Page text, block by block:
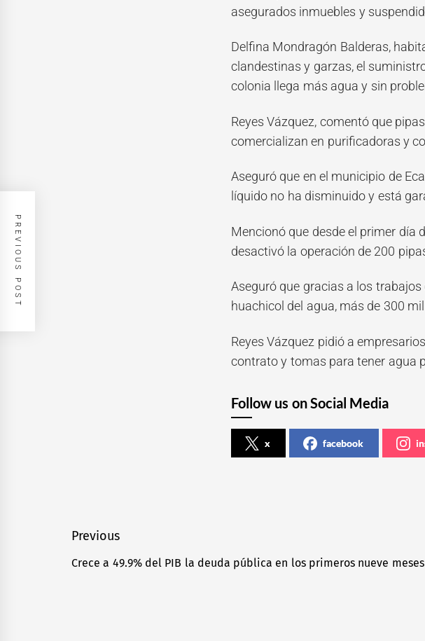
asegurados inmuebles y
Delfina Mondragón Balderas,
clandestinas y garzas, el
colonia llega más agua y sin
Reyes Vázquez, comentó que
comercializan en purificadoras y
Aseguró que en el municipio de
líquido no ha disminuido y está
Mencionó que desde el primer día
desactivó la operación de 200
Aseguró que gracias a los
huachicol del agua, más de 300
Reyes Vázquez pidió a
contrato y tomas para tener agua
Follow us on Social Media
x facebook
Navegación
de
Previous
Previous
Crece a 49.9% del PIB la deuda pública en los primeros nueve
PREVIOUS POST